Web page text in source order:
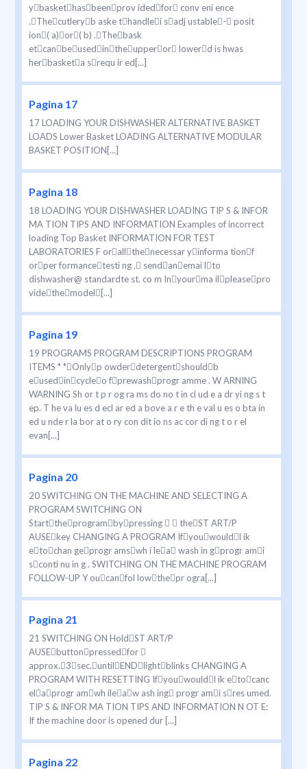
ybaskethasbeenprov idedfor conv eni ence
.Thecutleryb aske thandlei sadj ustable- posit
ion( a)or( b) .Thebask
etcanbeusedintheupperor lowerd is hwas
herbasketa srequ ir ed[...]
Pagina 17
17 LOADING YOUR DISHWASHER ALTERNATIVE BASKET
LOADS Lower Basket LOADING ALTERNATIVE MODULAR
BASKET POSITION[...]
Pagina 18
18 LOADING YOUR DISHWASHER LOADING TIP S & INFOR
MA TION TIPS AND INFORMATION Examples of incorrect
loading Top Basket INFORMATION FOR TEST
LABORATORIES F orallthenecessar yinforma tionf
orper formancetesti ng , sendanemai lto
dishwasher@ standardte st. co m Inyourma ilpleasepro
videthemodel[...]
Pagina 19
19 PROGRAMS PROGRAM DESCRIPTIONS PROGRAM
ITEMS * *Onlyp owderdetergentshouldb
eusedincycleo fprewashprogr amme . W ARNING
WARNING Sh or t p r og ra ms do no t in cl ud e a dr yi ng s t
ep. T he va lu es d ecl ar ed a bove a r e th e val u es o bta in
ed u nde r la bor at o ry con dit io ns ac cor di ng t o r el
evan[...]
Pagina 20
20 SWITCHING ON THE MACHINE AND SELECTING A
PROGRAM SWITCHING ON
Starttheprogrambypressing   theST ART/P
AUSEkey CHANGING A PROGRAM Ifyouwouldl ik
etochan geprogr amswh i lea wash in gprogr ami
sconti nu in g . SWITCHING ON THE MACHINE PROGRAM
FOLLOW-UP Y oucanfol lowthepr ogra[...]
Pagina 21
21 SWITCHING ON HoldST ART/P
AUSEbuttonpressedfor 
approx.3sec.untilENDlightblinks CHANGING A
PROGRAM WITH RESETTING Ifyouwouldl ik etocanc
elaprogr amwh ileaw ash ing progr ami sres umed.
TIP S & INFOR MA TION TIPS AND INFORMATION N OT E:
If the machine door is opened dur [...]
Pagina 22